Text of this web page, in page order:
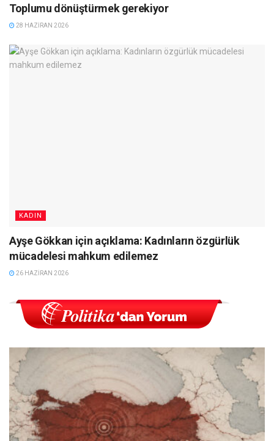
Toplumu dönüştürmek gerekiyor
28 HAZIRAN 2026
KADIN
Ayşe Gökkan için açıklama: Kadınların özgürlük
mücadelesi mahkum edilemez
26 HAZIRAN 2026